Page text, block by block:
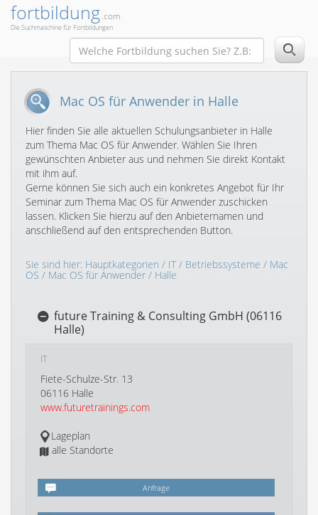
fortbildung.com
Die Suchmaschine für Fortbildungen
Mac OS für Anwender in Halle
Hier finden Sie alle aktuellen Schulungsanbieter in Halle
zum Thema Mac OS für Anwender. Wählen Sie Ihren
gewünschten Anbieter aus und nehmen Sie direkt Kontakt
mit ihm auf.
Gerne können Sie sich auch ein konkretes Angebot für Ihr
Seminar zum Thema Mac OS für Anwender zuschicken
lassen. Klicken Sie hierzu auf den Anbieternamen und
anschließend auf den entsprechenden Button.
Sie sind hier: Hauptkategorien / IT/ Betriebssysteme / Mac
OS / Mac OS für Anwender / Halle
future Training & Consulting GmbH (06116
Halle)
IT
Fiete-Schulze-Str. 13
06116 Halle
www.futuretrainings.com
Lageplan
alle Standorte
Anfrage